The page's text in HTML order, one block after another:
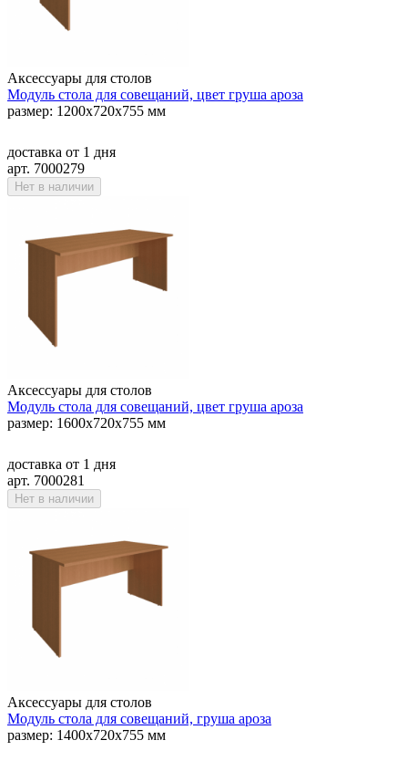
Аксессуары для столов
Модуль стола для совещаний, цвет груша ароза
размер: 1200х720х755 мм
доставка от 1 дня
арт. 7000279
Нет в наличии
Аксессуары для столов
Модуль стола для совещаний, цвет груша ароза
размер: 1600х720х755 мм
доставка от 1 дня
арт. 7000281
Нет в наличии
Аксессуары для столов
Модуль стола для совещаний, груша ароза
размер: 1400х720х755 мм